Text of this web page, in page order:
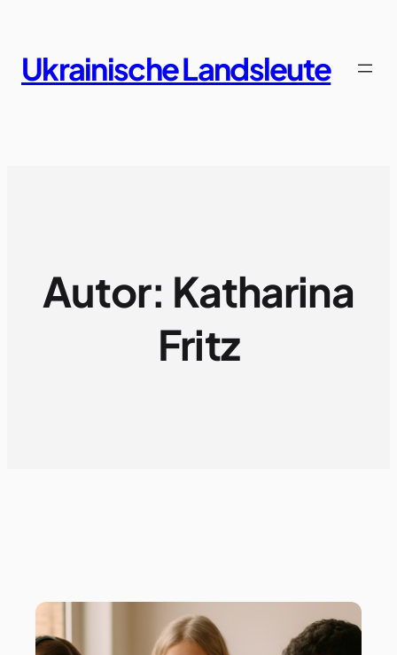
Ukrainische Landsleute
Autor: Katharina
Fritz